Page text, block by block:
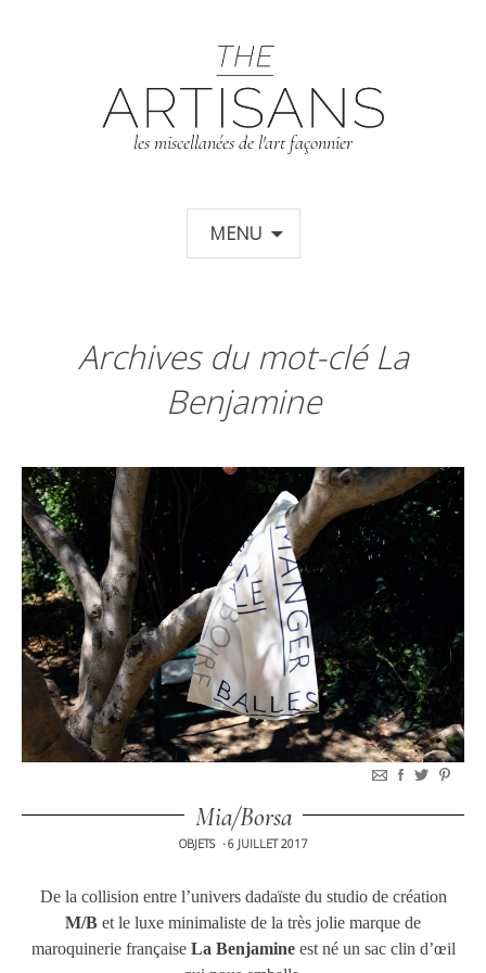
les miscellanées de l'art façonnier
MENU
Archives du mot-clé La
Benjamine
Mia/Borsa
OBJETS •6 JUILLET 2017
De la collision entre l’univers dadaïste du studio de création
M/B et le luxe minimaliste de la très jolie marque de
maroquinerie française La Benjamineest né un sac clin d’œil